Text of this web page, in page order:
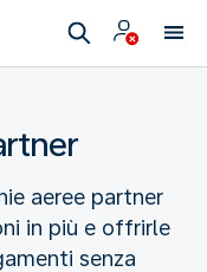
aeree partner
in più e offrirle
senza